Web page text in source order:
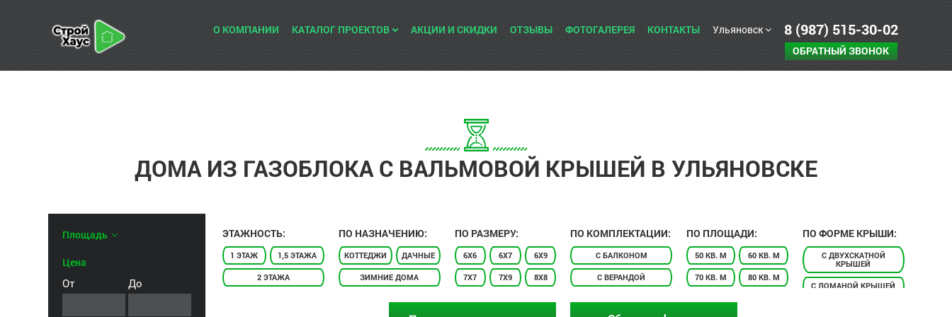
О КОМПАНИИ КАТАЛОГ ПРОЕКТОВ АКЦИИ И СКИДКИ ОТЗЫВЫ ФОТОГАЛЕРЕЯ КОНТАКТЫ Ульяновск 8 (987) 515-30-02
ОБРАТНЫЙ ЗВОНОК
ДОМА ИЗ ГАЗОБЛОКА С ВАЛЬМОВОЙ КРЫШЕЙ В УЛЬЯНОВСКЕ
Площадь
Цена
От До
ЭТАЖНОСТЬ:
1 ЭТАЖ 1,5 ЭТАЖА
2 ЭТАЖА
ПО НАЗНАЧЕНИЮ:
КОТТЕДЖИ ДАЧНЫЕ
ЗИМНИЕ ДОМА
ПО РАЗМЕРУ:
6X6 6X7 6X9
7X7 7X9 8X8
ПО КОМПЛЕКТАЦИИ:
С БАЛКОНОМ
С ВЕРАНДОЙ
ПО ПЛОЩАДИ:
50 КВ. М 60 КВ. М
70 КВ. М 80 КВ. М
ПО ФОРМЕ КРЫШИ:
С ДВУХСКАТНОЙ
КРЫШЕЙ
С ЛОМАНОЙ КРЫШЕЙ